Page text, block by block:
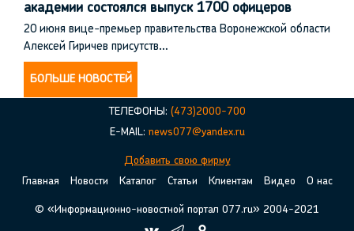
академии состоялся выпуск 1700 офицеров
20 июня вице-премьер правительства Воронежской области
Алексей Гиричев присутств…
БОЛЬШЕ НОВОСТЕЙ
ТЕЛЕФОНЫ: (473)2000-700
E-MAIL: news077@yandex.ru
Добавить свою фирму
Главная
Новости Каталог Статьи Клиентам Видео О нас
© «Информационно-новостной портал 077.ru» 2004-2021